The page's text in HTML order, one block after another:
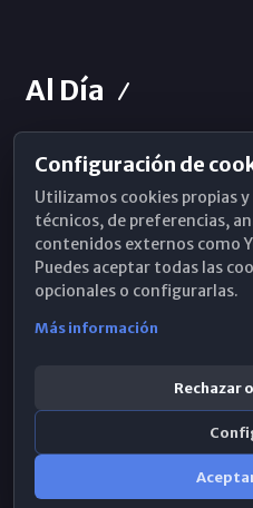
Al Día
Horarios de Misa
Hemeroteca
WhatsApp
Configuración de
Utilizamos cookies propias
técnicos, de preferencias,
contenidos externos como
Puedes aceptar todas las
opcionales o configurarlas.
Más información
Rechazar